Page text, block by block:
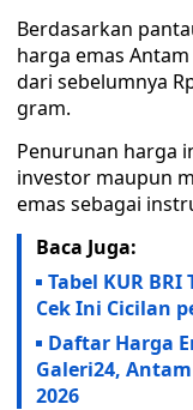
Berdasarkan
harga emas
dari sebelumnya
gram.
Penurunan harga
investor maupun
emas sebagai
Baca Juga:
Tabel KUR BRI
Cek Ini Cicilan
Daftar Harga
Galeri24,
2026